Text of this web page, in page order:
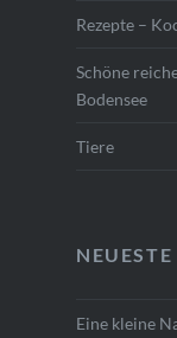
Rezepte –
Schöne
Bodensee
Tiere
Eine kleine